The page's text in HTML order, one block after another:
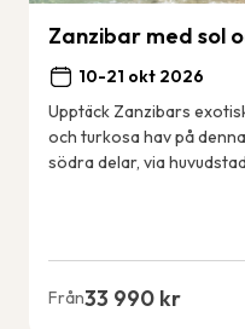
Zanzibar med sol
10-21 okt 2026
Upptäck Zanzibars
och turkosa hav på
södra delar, via
Från33 990 kr